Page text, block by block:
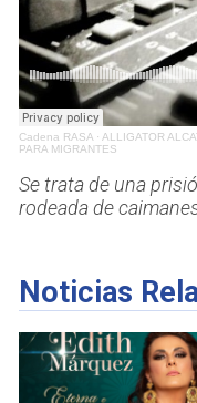
Cadena RASA· ALLIGATOR
PARA MIGRANTES
Se trata de una
rodeada de
Noticias